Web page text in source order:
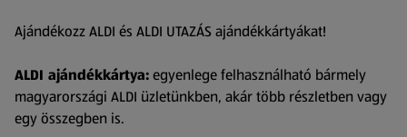
Ajándékozz ALDI és ALDI UTAZÁS ajándékkártyákat!
ALDI ajándékkártya:egyenlege felhasználható bármely
magyarországi ALDI üzletünkben, akár több részletben vagy
egy összegben is.